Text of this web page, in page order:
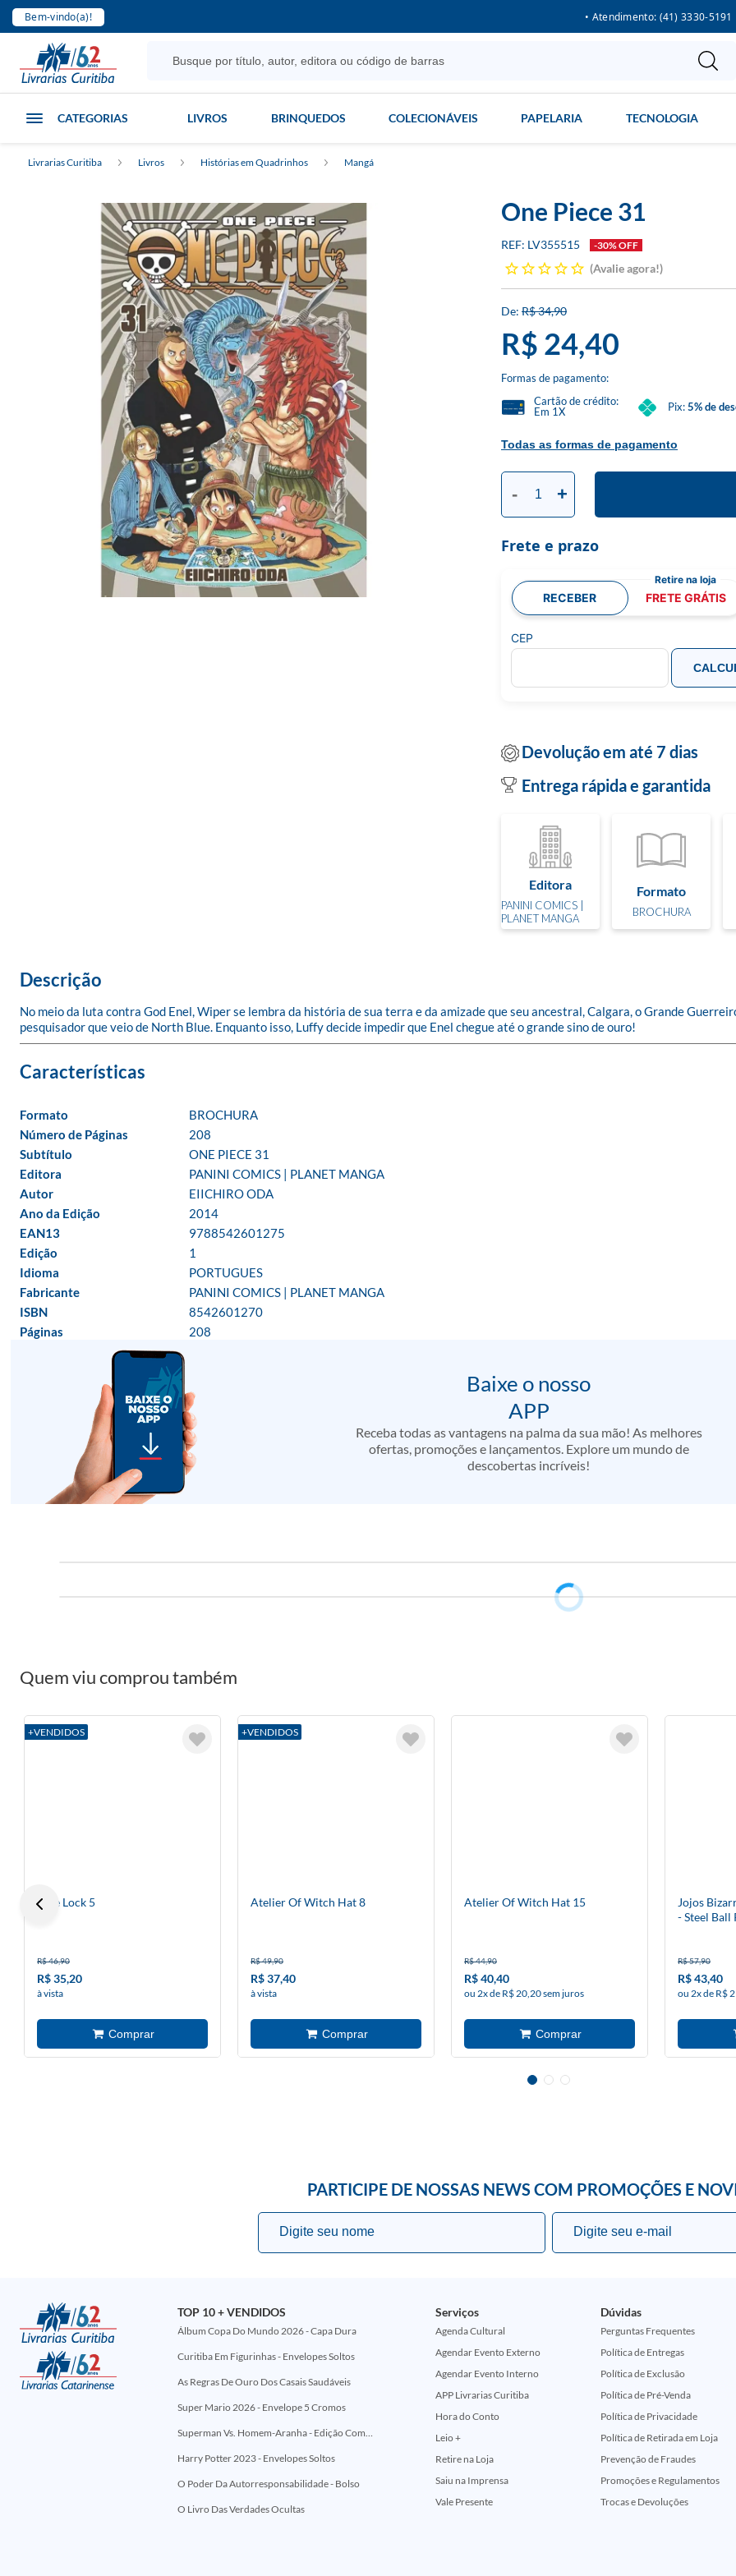
Bem-vindo(a)! • Atendimento: (41) 3330-5191
CATEGORIAS LIVROS BRINQUEDOS COLECIONÁVEIS PAPELARIA TECNOLOGIA
Livrarias Curitiba Livros Histórias em Quadrinhos Mangá
One Piece 31
LV355515 -30% OFF
Avalie agora!
R$ 34,90
R$ 24,40
Formas de pagamento:
Todas as formas de pagamento
Cartão de crédito:
Em 1X
Pix:5% de
- +
Frete e prazo
RECEBER FRETE GRÁTIS
CEP
Devolução em até 7 dias
Entrega rápida e garantida
Editora
PANINI COMICS |
PLANET MANGA
Formato
BROCHURA
Descrição
No meio da luta contra God Enel, Wiper se lembra da história de sua terra e da amizade que seu ancestral, Calgara, o Grande
pesquisador que veio de North Blue. Enquanto isso, Luffy decide impedir que Enel chegue até o grande sino de ouro!
Formato
BROCHURA
Número de Páginas
208
Subtítulo
ONE PIECE 31
Editora
PANINI COMICS | PLANET MANGA
Autor
EIICHIRO ODA
Ano da Edição
2014
EAN13
9788542601275
Edição
1
Idioma
PORTUGUES
Fabricante
PANINI COMICS | PLANET MANGA
ISBN
8542601270
Páginas
208
Baixe o nosso
APP
Receba todas as vantagens na palma da sua mão! As melhores
ofertas, promoções e lançamentos. Explore um mundo de
descobertas incríveis!
Quem viu comprou também
+VENDIDOS
Blue Lock 5
R$ 46,90
R$ 35,20
à vista
+VENDIDOS
Atelier Of Witch Hat 8
R$ 49,90
R$ 37,40
à vista
Atelier Of Witch Hat 15
R$ 44,90
R$ 40,40
ou 2x de R$ 20,20 sem juros
Jojos
- Steel Ball
R$ 57,90
R$ 43,40
ou 2x de R$
PARTICIPE DE NOSSAS NEWS COM PROMOÇÕES E
TOP 10 + VENDIDOS
Álbum Copa Do Mundo 2026 - Capa Dura
Curitiba Em Figurinhas - Envelopes Soltos
As Regras De Ouro Dos Casais Saudáveis
Super Mario 2026 - Envelope 5 Cromos
Superman Vs. Homem-Aranha - Edição Comemorativa 50 Anos (Encontros Clássicos Dc E Marvel)
Harry Potter 2023 - Envelopes Soltos
O Poder Da Autorresponsabilidade - Bolso
O Livro Das Verdades Ocultas
Serviços
Agenda Cultural
Agendar Evento Externo
Agendar Evento Interno
APP Livrarias Curitiba
Hora do Conto
Leio +
Retire na Loja
Saiu na Imprensa
Vale Presente
Dúvidas
Perguntas Frequentes
Política de Entregas
Política de Exclusão
Política de Pré-Venda
Política de Privacidade
Política de Retirada em Loja
Prevenção de Fraudes
Promoções e Regulamentos
Trocas e Devoluções